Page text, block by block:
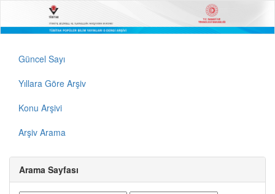
Güncel Sayı
Yıllara Göre Arşiv
Konu Arşivi
Arşiv Arama
Arama Sayfası